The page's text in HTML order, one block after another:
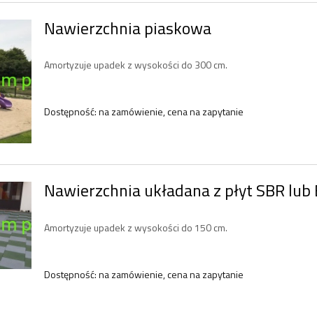
Nawierzchnia piaskowa
Amortyzuje upadek z wysokości do 300 cm.
Dostępność:na zamówienie, cena na zapytanie
Nawierzchnia układana z płyt SBR lub
Amortyzuje upadek z wysokości do 150 cm.
Dostępność:na zamówienie, cena na zapytanie